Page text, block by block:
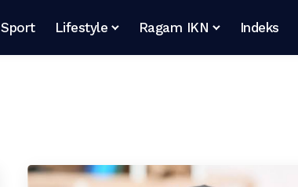
Sport Lifestyle Ragam IKN Indeks